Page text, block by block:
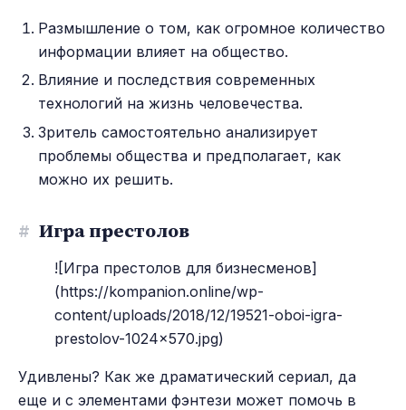
Размышление о том, как огромное количество
информации влияет на общество.
Влияние и последствия современных
технологий на жизнь человечества.
Зритель самостоятельно анализирует
проблемы общества и предполагает, как
можно их решить.
# Игра престолов
![Игра престолов для бизнесменов]
(https://kompanion.online/wp-
content/uploads/2018/12/19521-oboi-igra-
prestolov-1024x570.jpg)
Удивлены? Как же драматический сериал, да
еще и с элементами фэнтези может помочь в